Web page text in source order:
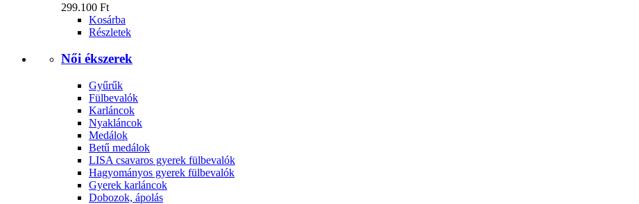
299.100 Ft
Kosárba
Részletek
Női ékszerek
Gyűrűk
Fülbevalók
Karláncok
Nyakláncok
Medálok
Betű medálok
LISA csavaros gyerek fülbevalók
Hagyományos gyerek fülbevalók
Gyerek karláncok
Dobozok, ápolás